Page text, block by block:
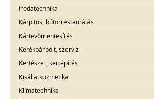
Irodatechnika
Kárpitos, bútorrestaurálás
Kártevőmentesítés
Kerékpárbolt, szerviz
Kertészet, kertépítés
Kisállatkozmetika
Klímatechnika